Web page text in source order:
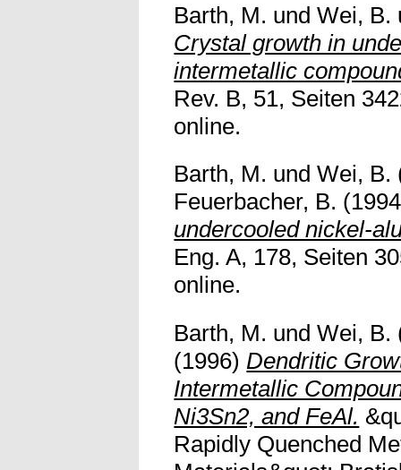
Barth, M. undWei, B.
Crystal growth in
intermetallic
Rev. B, 51, Seiten
online.
Barth, M. undWei, B.
Feuerbacher, B.
undercooled nickel-
Eng. A, 178, Seiten
online.
Barth, M. undWei, B.
(1996)Dendritic
Intermetallic
Ni3Sn2, and FeAl.
Rapidly Quenched